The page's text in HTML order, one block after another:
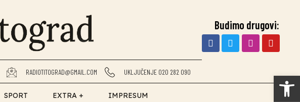
RADIOTITOGRAD@GMAIL.COM UKLJUČENJE 020 282 090
Budimo drugovi:
SPORT EXTRA + IMPRESUM